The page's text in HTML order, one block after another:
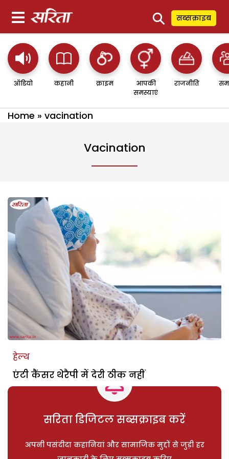
⚲ सब्सक्राइब
ऑडियो कहानी क्राइम
आपकी
समस्याएं
राजनीति
Home » vacination
Vacination
हेल्थ
एंटी कैंसर थेरैपी में देरी ठीक नहीं
सरिता डिजिटल सब्सक्राइब करें
अपनी पसंदीदा कहानियां और सामाजिक मुद्दों से जुड़ी हर